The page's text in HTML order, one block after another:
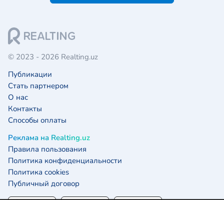
© 2023 - 2026 Realting.uz
Публикации
Стать партнером
О нас
Контакты
Способы оплаты
Реклама на Realting.uz
Правила пользования
Политика конфиденциальности
Политика cookies
Публичный договор